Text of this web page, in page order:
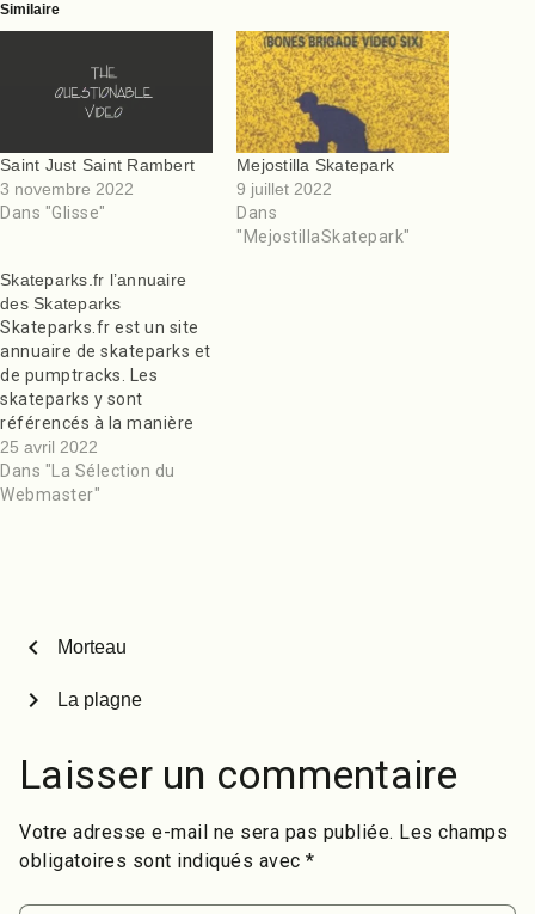
Similaire
Saint Just Saint Rambert
3 novembre 2022
Dans "Glisse"
Mejostilla Skatepark
9 juillet 2022
Dans
"MejostillaSkatepark"
Skateparks.fr l’annuaire
des Skateparks
Skateparks.fr est un site
annuaire de skateparks et
de pumptracks. Les
skateparks y sont
référencés à la manière
de Trivago, Airbnb ou
encore Hotel.com. Sur le
site Skateparks.fr on ne
ont servi à…
25 avril 2022
Dans "La Sélection du
Webmaster"
chevron_left Morteau
La plagne
chevron_right
Laisser un commentaire
Votre adresse e-mail ne sera pas publiée. Les champs
obligatoires sont indiqués avec *